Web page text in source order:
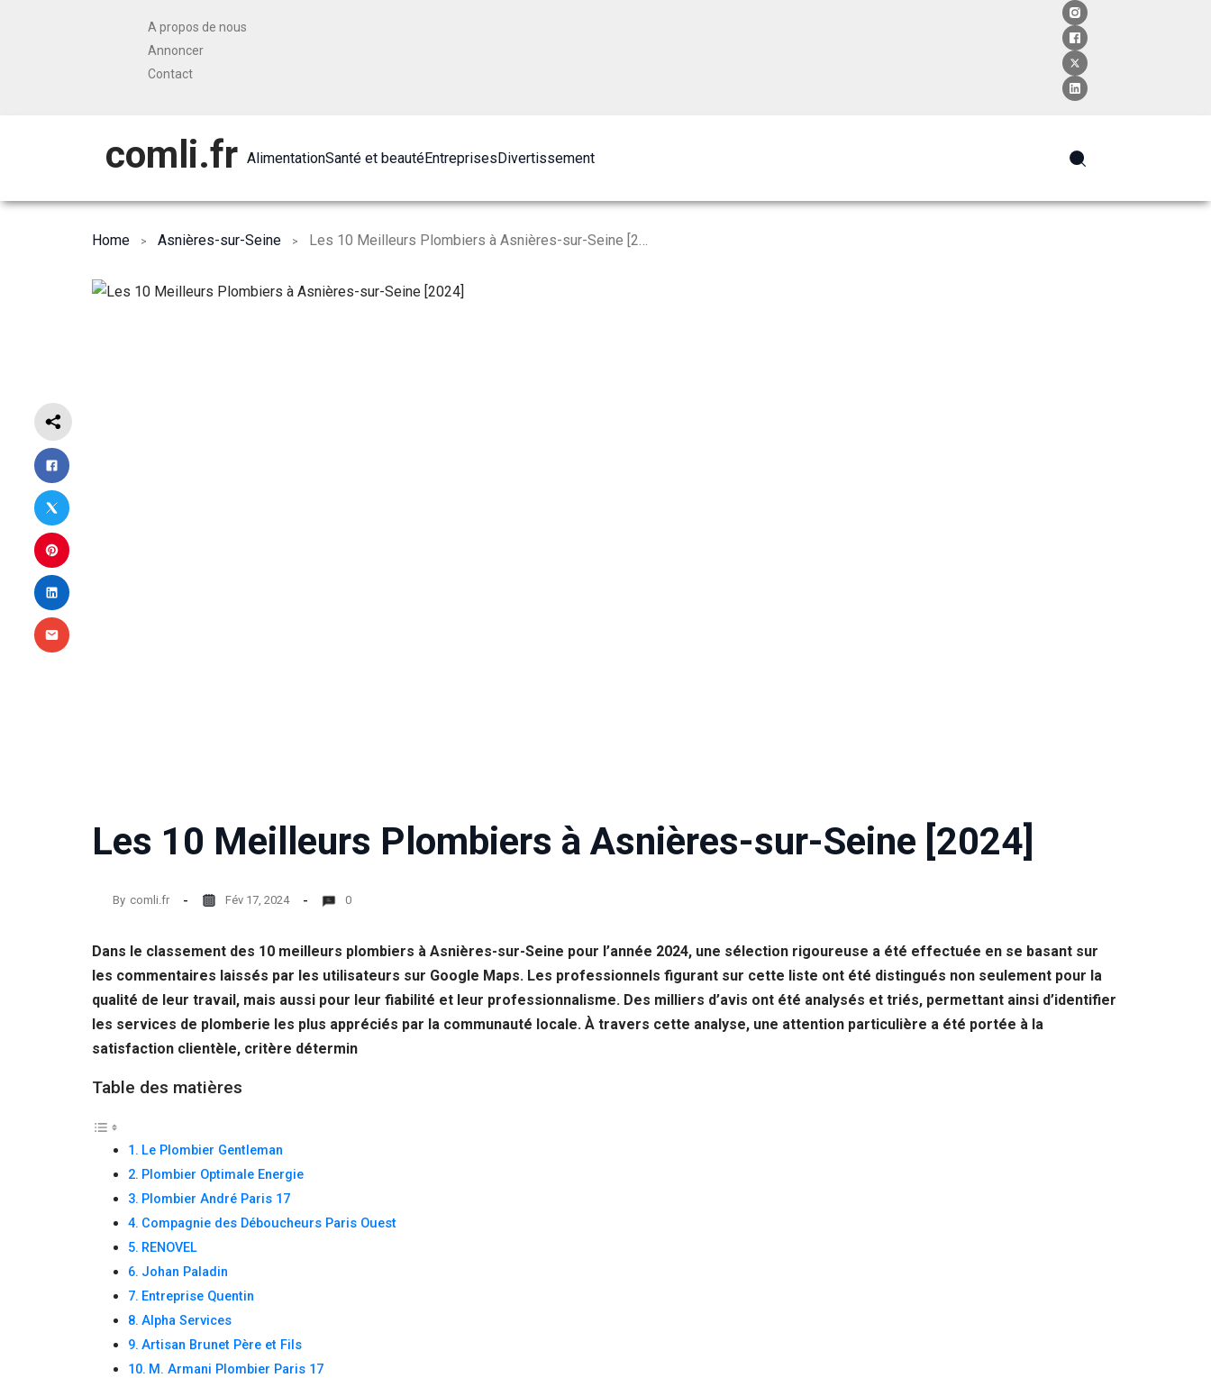
A propos de nous
Annoncer
Contact
comli.fr AlimentationSanté et beautéEntreprisesDivertissement
Home Asnières-sur-Seine Les 10 Meilleurs Plombiers à Asnières-sur-Seine [2024]
Les 10 Meilleurs Plombiers à Asnières-sur-Seine [2024]
By comli.fr Fév 17, 2024 0
Dans le classement des 10 meilleurs plombiers à Asnières-sur-Seine pour l’année 2024, une sélection rigoureuse a été effectuée en se basant sur
les commentaires laissés par les utilisateurs sur Google Maps. Les professionnels figurant sur cette liste ont été distingués non seulement pour la
qualité de leur travail, mais aussi pour leur fiabilité et leur professionnalisme. Des milliers d’avis ont été analysés et triés, permettant ainsi d’identifier
les services de plomberie les plus appréciés par la communauté locale. À travers cette analyse, une attention particulière a été portée à la
satisfaction clientèle, critère détermin
Table des matières
Le Plombier Gentleman
Plombier Optimale Energie
Plombier André Paris 17
Compagnie des Déboucheurs Paris Ouest
RENOVEL
Johan Paladin
Entreprise Quentin
Alpha Services
Artisan Brunet Père et Fils
M. Armani Plombier Paris 17
Nécessaire
du site Web,
en fonction
Afin que notre
fonctionnalités